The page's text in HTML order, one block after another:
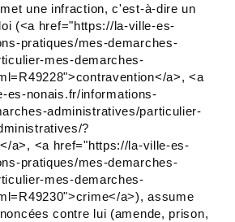
une infraction, c'est-à-dire un
(<a href="https://la-ville-es-
pratiques/mes-demarches-
mes-demarches-
a>, <a
es-nonais.fr/informations-
administratives/particulier-
?
a>, <a href="https://la-ville-es-
pratiques/mes-demarches-
mes-demarches-
a>), assume
contre lui (amende, prison,